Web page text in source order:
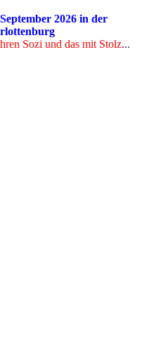
2026 in der
Sozi und das mit Stolz...